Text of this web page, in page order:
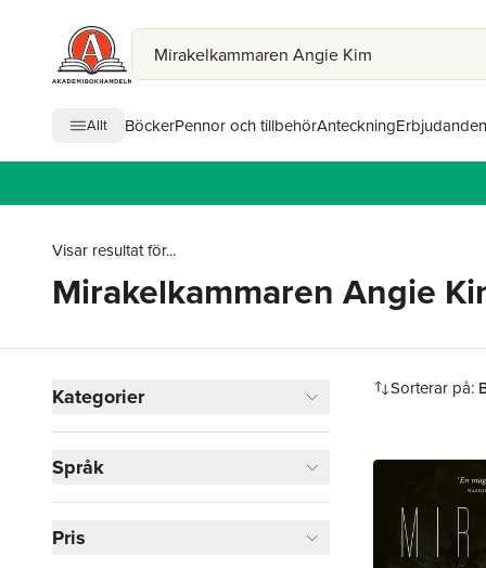
Allt BöckerPennor och tillbehörAnteckningErbjudanden
Visar resultat för...
Mirakelkammaren Angie
Kategorier
Deckare
Skönlitteratur
1
Visa fler
Språk
Pris
Sorterar på: